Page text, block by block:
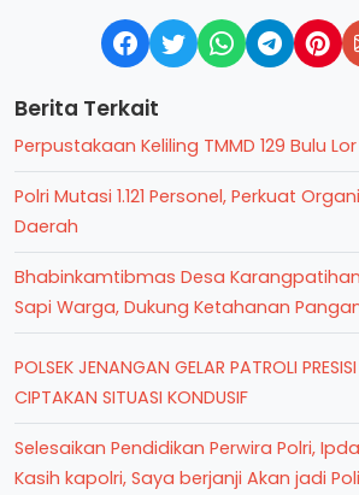
Berita Terkait
Perpustakaan Keliling TMMD 129 Bulu
Polri Mutasi 1.121 Personel, Perkuat
Daerah
Bhabinkamtibmas Desa
Sapi Warga, Dukung Ketahanan
POLSEK JENANGAN GELAR PATROLI
CIPTAKAN SITUASI KONDUSIF
Selesaikan Pendidikan Perwira Polri,
Kasih kapolri, Saya berjanji Akan jadi